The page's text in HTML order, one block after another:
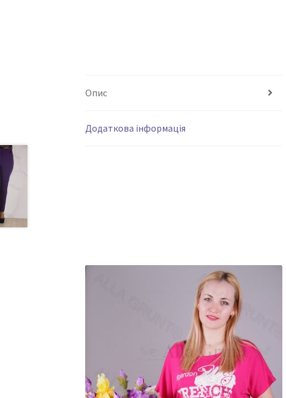
Опис
Додаткова інформація